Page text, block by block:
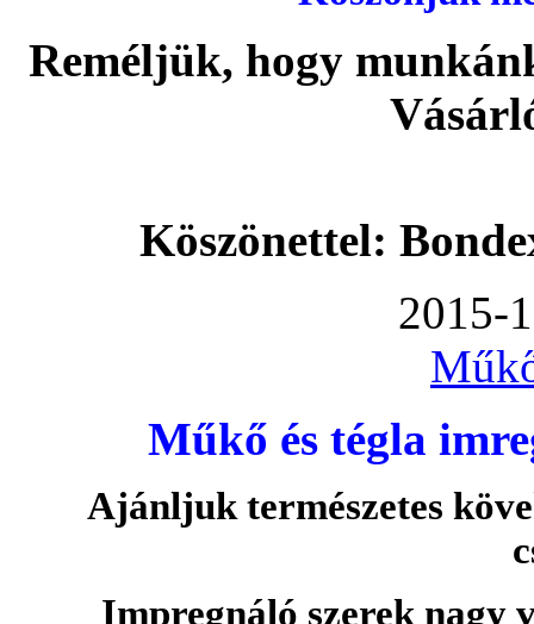
Reméljük, hogy
Köszönettel:
2015-
Műkő és tégla
Ajánljuk természetes
Impregnáló szerek